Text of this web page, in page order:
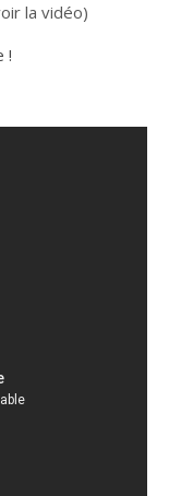
la vidéo)
!